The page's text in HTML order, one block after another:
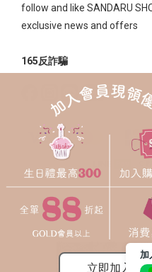
follow and like SANDARU
exclusive news and offers
165反詐騙
2023 © SANDARU SHOP
豐裕草莓鞋店 /加